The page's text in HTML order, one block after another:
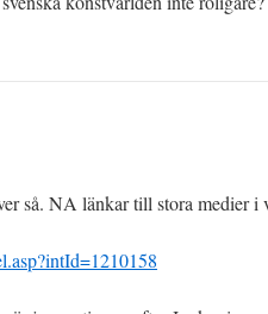
så. NA länkar till stora medier i